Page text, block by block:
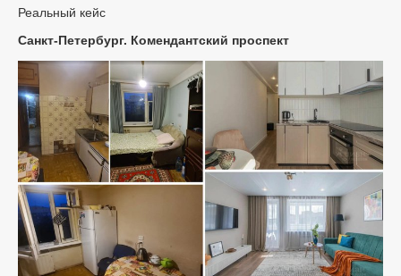
Реальный кейс
Санкт-Петербург. Комендантский проспект